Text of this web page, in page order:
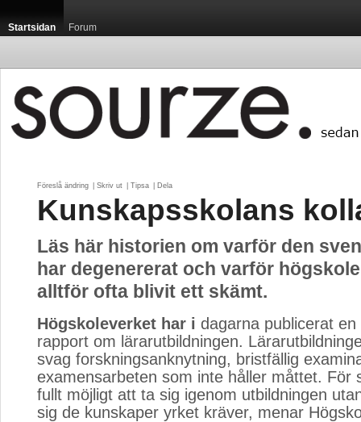
Startsidan Forum
Föreslå ändring Skriv ut Tipsa Dela
Kunskapsskolans
Läs här historien om varför den
har degenererat och varför
alltför ofta blivit ett skämt.
Högskoleverket har i dagarna publicerat
rapport om lärarutbildningen.
svag forskningsanknytning, bristfällig
examensarbeten som inte håller måttet. För
fullt möjligt att ta sig igenom utbildningen
sig de kunskaper yrket kräver, menar